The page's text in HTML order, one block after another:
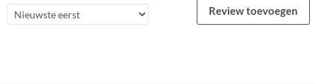
Review toevoegen